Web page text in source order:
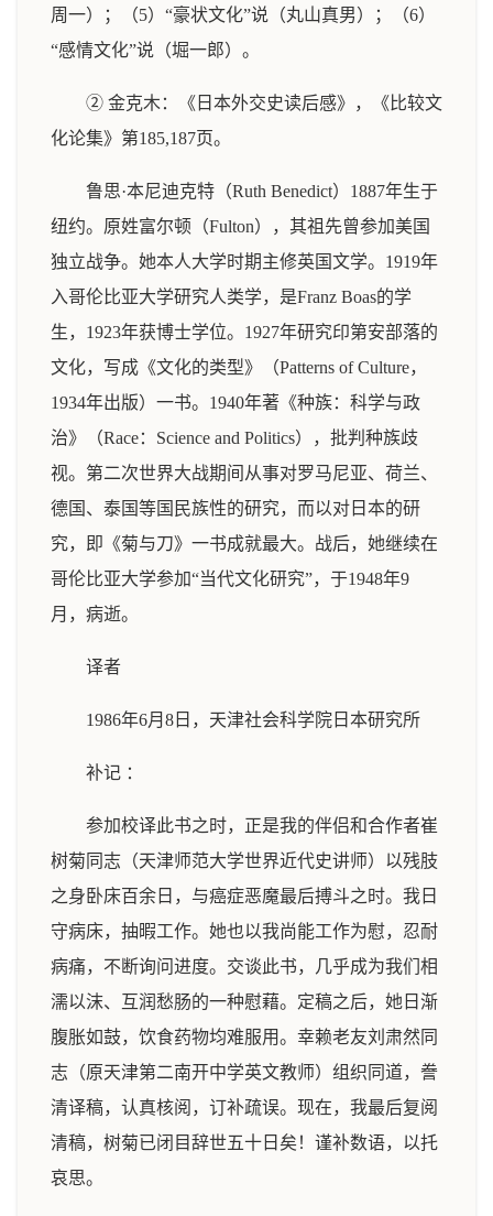
周一）；（5）“豪状文化”说（丸山真男）；（6）
“感情文化”说（堀一郎）。
② 金克木：《日本外交史读后感》，《比较文
化论集》第185,187页。
鲁思·本尼迪克特（Ruth Benedict）1887年生于
纽约。原姓富尔顿（Fulton），其祖先曾参加美国
独立战争。她本人大学时期主修英国文学。1919年
入哥伦比亚大学研究人类学，是Franz Boas的学
生，1923年获博士学位。1927年研究印第安部落的
文化，写成《文化的类型》（Patterns of Culture，
1934年出版）一书。1940年著《种族：科学与政
治》（Race：Science and Politics），批判种族歧
视。第二次世界大战期间从事对罗马尼亚、荷兰、
德国、泰国等国民族性的研究，而以对日本的研
究，即《菊与刀》一书成就最大。战后，她继续在
哥伦比亚大学参加“当代文化研究”，于1948年9
月，病逝。
译者
1986年6月8日，天津社会科学院日本研究所
补记 ：
参加校译此书之时，正是我的伴侣和合作者崔
树菊同志（天津师范大学世界近代史讲师）以残肢
之身卧床百余日，与癌症恶魔最后搏斗之时。我日
守病床，抽暇工作。她也以我尚能工作为慰，忍耐
病痛，不断询问进度。交谈此书，几乎成为我们相
濡以沫、互润愁肠的一种慰藉。定稿之后，她日渐
腹胀如鼓，饮食药物均难服用。幸赖老友刘肃然同
志（原天津第二南开中学英文教师）组织同道，誊
清译稿，认真核阅，订补疏误。现在，我最后复阅
清稿，树菊已闭目辞世五十日矣！谨补数语，以托
哀思。